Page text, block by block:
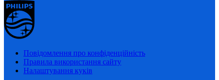
Повідомлення про конфіденційність
Правила використання сайту
Налаштування куків